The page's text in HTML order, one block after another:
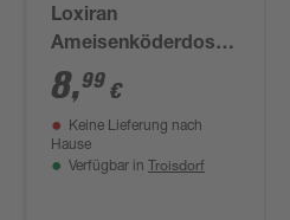
Loxiran
Ameisenköderdose
2 Stück
8,99 €
Keine Lieferung nach
Hause
Verfügbar in Troisdorf